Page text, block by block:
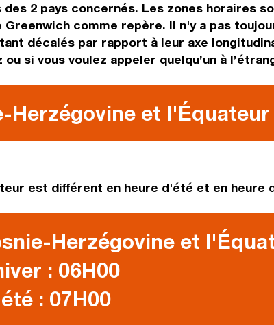
2 pays concernés. Les zones horaires
comme repère. Il n'y a pas
décalés par rapport à leur axe
si vous voulez appeler quelqu’un à
Herzégovine et l'Équateur
est différent en heure d'été et en heure
Herzégovine et
: 06H00
: 07H00